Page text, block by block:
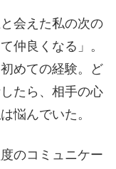
会えた私の次の
仲良くなる」。
めての経験。ど
たら、相手の心
悩んでいた。
のコミュニケー